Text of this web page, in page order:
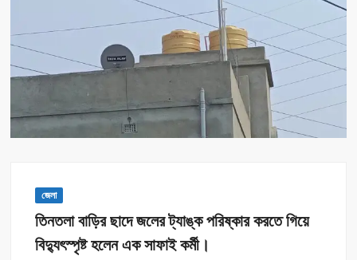
জেলা
তিনতলা বাড়ির ছাদে জলের ট্যাঙ্ক পরিষ্কার করতে গিয়ে
বিদ্যুৎস্পৃষ্ট হলেন এক সাফাই কর্মী।